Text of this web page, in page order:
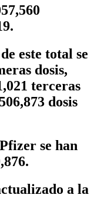
este total se
dosis,
terceras
dosis
se han
a la